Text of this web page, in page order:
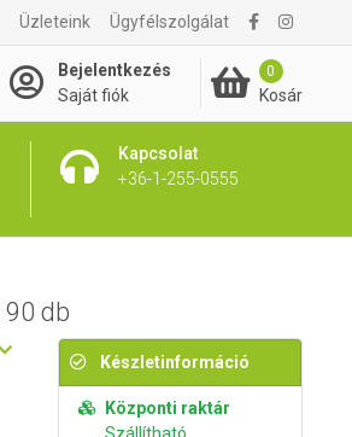
Üzleteink Ügyfélszolgálat
Bejelentkezés
Saját fiók
0
Kosár
Kapcsolat
+36-1-255-0555
2 795 Ft Kosárba rakom
db
Készletinformáció
Központi raktár